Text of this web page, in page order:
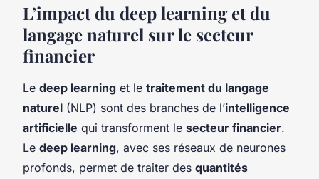
L’impact du deep learning et du
langage naturel sur le secteur
financier
Le deep learning et le traitement du langage
naturel (NLP) sont des branches de l’intelligence
artificielle qui transforment le secteur financier.
Le deep learning, avec ses réseaux de neurones
profonds, permet de traiter des quantités